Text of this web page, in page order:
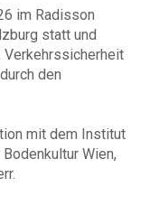
im Radisson
statt und
Verkehrssicherheit
den
mit dem Institut
Wien,